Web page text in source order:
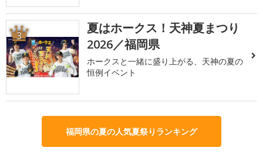
3
夏はホークス！天神夏まつり
2026／福岡県
ホークスと一緒に盛り上がる、天神の夏の
恒例イベント
福岡県の夏の人気夏祭りランキング